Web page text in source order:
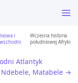
i
Wczesna historia
południowej Afryki
Atlantyk
Matabele →